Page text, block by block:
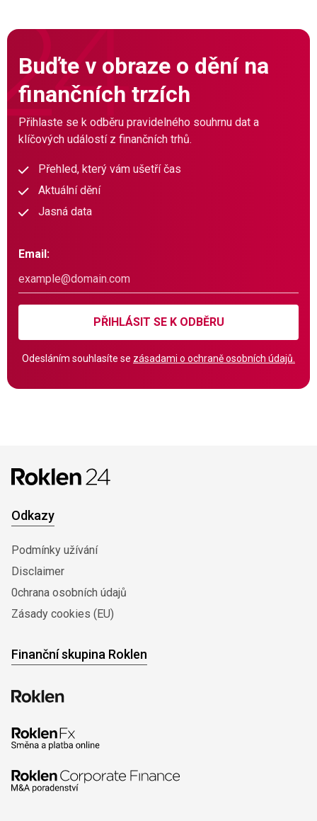
Buďte v obraze o dění na
finančních trzích
Přihlaste se k odběru pravidelného souhrnu dat a
klíčových událostí z finančních trhů.
Přehled, který vám ušetří čas
Aktuální dění
Jasná data
Email:
PŘIHLÁSIT SE K ODBĚRU
Odesláním souhlasíte se zásadami o ochraně osobních údajů.
Odkazy
Podmínky užívání
Disclaimer
0chrana osobních údajů
Zásady cookies (EU)
Finanční skupina Roklen